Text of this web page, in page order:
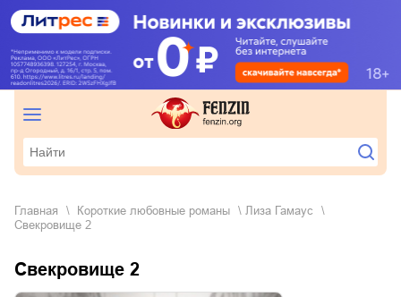
Главная короткие любовные романы
Лиза Гамаус
Свекровище 2
Свекровище 2